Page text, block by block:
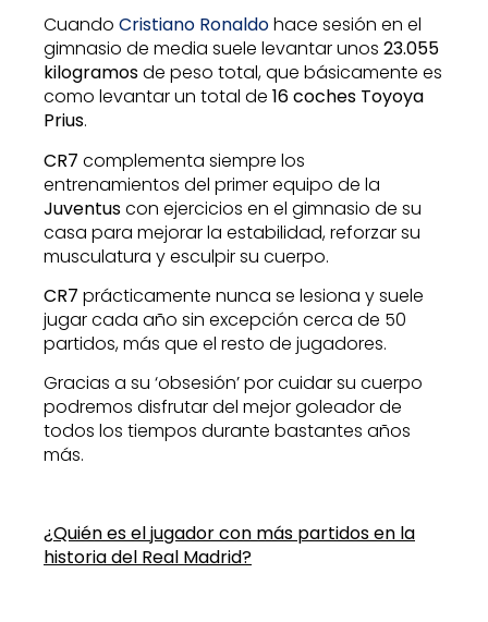
Cuando Cristiano Ronaldohace sesión en el
gimnasio de media suele levantar unos 23.055
kilogramosde peso total, que básicamente es
como levantar un total de 16 coches Toyoya
Prius.
CR7 complementa siempre los
entrenamientos del primer equipo de la
Juventuscon ejercicios en el gimnasio de su
casa para mejorar la estabilidad, reforzar su
musculatura y esculpir su cuerpo.
CR7 prácticamente nunca se lesiona y suele
jugar cada año sin excepción cerca de 50
partidos, más que el resto de jugadores.
Gracias a su ‘obsesión’ por cuidar su cuerpo
podremos disfrutar del mejor goleador de
todos los tiempos durante bastantes años
más.
¿Quién es el jugador con más partidos en la
historia del Real Madrid?